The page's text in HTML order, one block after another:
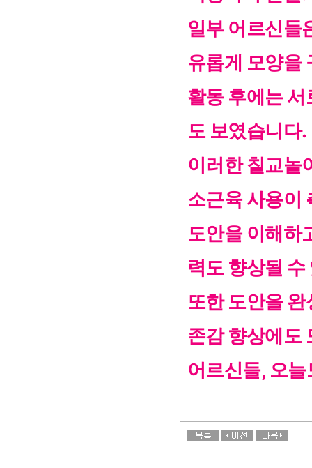
일부 어르신들
유롭게 모양을
활동 후에는
도 보였습니다.
이러한 칠교놀
소근육 사용이
도안을 이해하
력도 향상될
또한도안을
존감 향상에도
어르신들, 오